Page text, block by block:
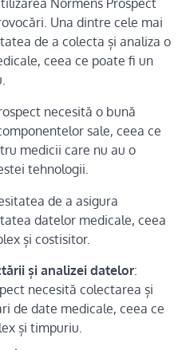
Normens Prospect
Una dintre cele mai
de a colecta și analiza o
ceea ce poate fi un
necesită o bună
sale, ceea ce
medicii care nu au o
tehnologii.
de a asigura
datelor medicale, ceea
și costisitor.
și analizei datelor:
necesită colectarea și
de date medicale, ceea ce
și timpuriu.